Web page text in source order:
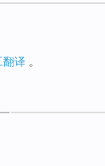
翻译 。